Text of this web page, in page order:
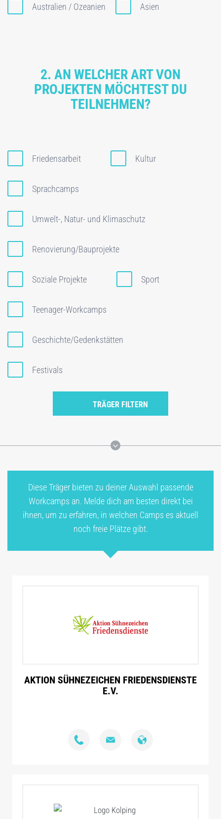
Australien / Ozeanien Asien
2. AN WELCHER ART VON
PROJEKTEN MÖCHTEST DU
TEILNEHMEN?
Friedensarbeit Kultur
Sprachcamps
Umwelt-, Natur- und Klimaschutz
Renovierung/Bauprojekte
Soziale Projekte Sport
Teenager-Workcamps
Geschichte/Gedenkstätten
Festivals
TRÄGER FILTERN
Diese Träger bieten zu deiner Auswahl passende
Workcamps an. Melde dich am besten direkt bei
ihnen, um zu erfahren, in welchen Camps es aktuell
noch freie Plätze gibt.
AKTION SÜHNEZEICHEN FRIEDENSDIENSTE
E.V.